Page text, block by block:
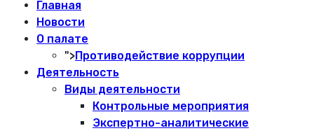
Главная
Новости
О палате
">Противодействие коррупции
Деятельность
Виды деятельности
Контрольные мероприятия
Экспертно-аналитические